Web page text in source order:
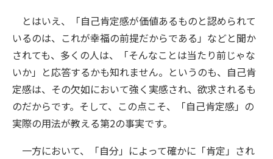
とはいえ、「自己肯定感が価値あるものと認められて
いるのは、これが幸福の前提だからである」などと聞か
されても、多くの人は、「そんなことは当たり前じゃな
いか」と応答するかも知れません。というのも、自己肯
定感は、その欠如において強く実感され、欲求されるも
のだからです。そして、この点こそ、「自己肯定感」の
実際の用法が教える第2の事実です。
一方において、「自分」によって確かに「肯定」され